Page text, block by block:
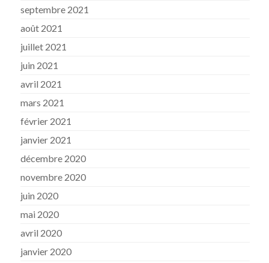
septembre 2021
août 2021
juillet 2021
juin 2021
avril 2021
mars 2021
février 2021
janvier 2021
décembre 2020
novembre 2020
juin 2020
mai 2020
avril 2020
janvier 2020